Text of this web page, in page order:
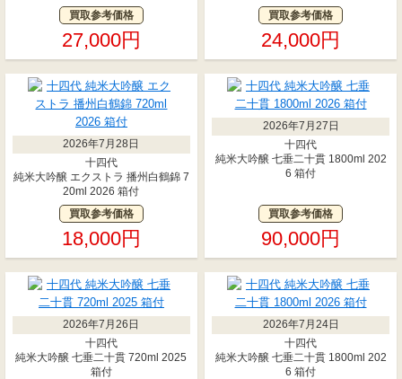
買取参考価格
27,000円
買取参考価格
24,000円
2026年7月28日
十四代
純米大吟醸 エクストラ 播州白鶴錦 7
20ml 2026 箱付
買取参考価格
18,000円
2026年7月27日
十四代
純米大吟醸 七垂二十貫 1800ml 202
6 箱付
買取参考価格
90,000円
2026年7月26日
十四代
純米大吟醸 七垂二十貫 720ml 2025
箱付
2026年7月24日
十四代
純米大吟醸 七垂二十貫 1800ml 202
6 箱付